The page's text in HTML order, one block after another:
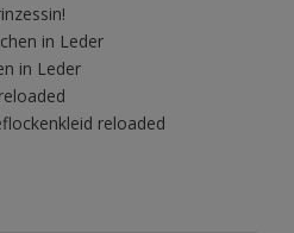
in Leder
in Leder
reloaded